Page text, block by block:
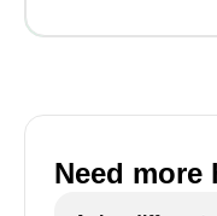
Need more